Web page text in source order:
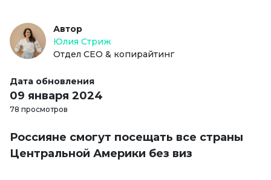
Автор
Юлия Стриж
Отдел СЕО & копирайтинг
Дата обновления
09 января 2024
78 просмотров
Россияне смогут посещать все страны
Центральной Америки без виз